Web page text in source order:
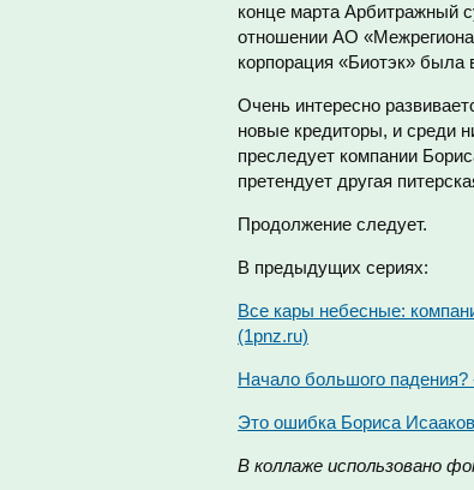
конце марта Арбитражный
отношении АО
корпорация «Биотэк»
Очень интересно
новые кредиторы, и среди
преследует компании
претендует другая
Продолжение следует.
В предыдущих сериях:
Все кары небесные:
(1pnz.ru)
Начало большого падения?
Это ошибка Бориса
В коллаже использовано